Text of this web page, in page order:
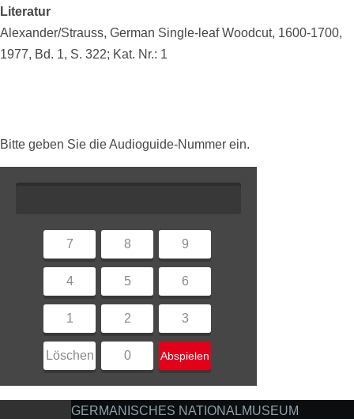
Literatur
Alexander/Strauss, German Single-leaf Woodcut, 1600-1700,
1977, Bd. 1, S. 322; Kat. Nr.: 1
Bitte geben Sie die Audioguide-Nummer ein.
7 8 9
4 5 6
1 2 3
Löschen 0 Abspielen
GERMANISCHES NATIONALMUSEUM